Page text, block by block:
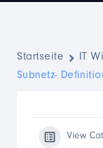
Startseite IT
Subnetz-
View